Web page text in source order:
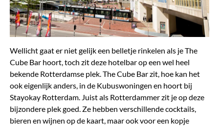
Wellicht gaat er niet gelijk een belletje rinkelen als je The
Cube Bar hoort, toch zit deze hotelbar op een wel heel
bekende Rotterdamse plek. The Cube Bar zit, hoe kan het
ook eigenlijk anders, in de Kubuswoningen en hoort bij
Stayokay Rotterdam. Juist als Rotterdammer zit je op deze
bijzondere plek goed. Ze hebben verschillende cocktails,
bieren en wijnen op de kaart, maar ook voor een kopje